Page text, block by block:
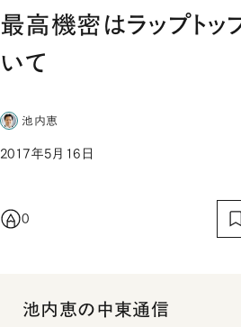
最高機密はラップトッ
いて
池内恵
2017年5月16日
0
池内恵の中東通信